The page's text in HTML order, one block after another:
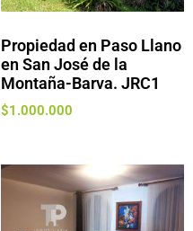
Propiedad en Paso Llano
en San José de la
Montaña-Barva. JRC1
$1.000.000